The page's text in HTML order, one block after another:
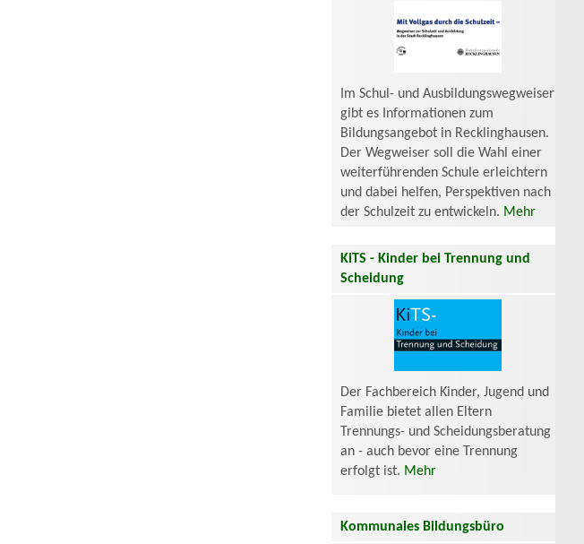
Im Schul- und Ausbildungswegweiser
gibt es Informationen zum
Bildungsangebot in Recklinghausen.
Der Wegweiser soll die Wahl einer
weiterführenden Schule erleichtern
und dabei helfen, Perspektiven nach
der Schulzeit zu entwickeln. Mehr
KiTS - Kinder bei Trennung und
Scheidung
Der Fachbereich Kinder, Jugend und
Familie bietet allen Eltern
Trennungs- und Scheidungsberatung
an - auch bevor eine Trennung
erfolgt ist. Mehr
Kommunales Bildungsbüro